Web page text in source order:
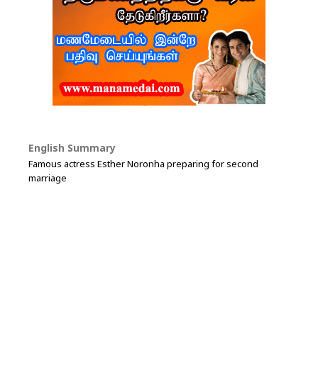
English Summary
Famous actress Esther Noronha preparing for second
marriage